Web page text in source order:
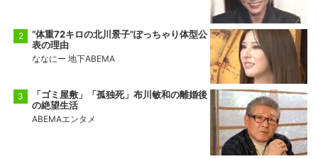
“体重72キロの北川景子”ぽっちゃり体型公
表の理由
ななにー 地下ABEMA
「ゴミ屋敷」「孤独死」布川敏和の離婚後
の絶望生活
ABEMAエンタメ